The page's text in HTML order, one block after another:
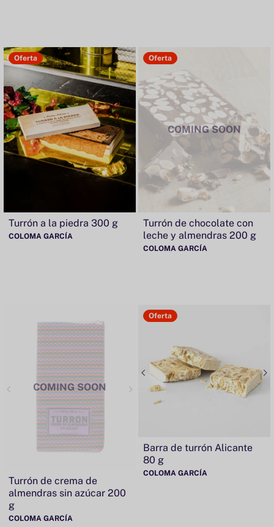
Oferta
Turrón a la piedra 300 g
COLOMA GARCÍA
COMING SOON
Oferta
Turrón de chocolate con
leche y almendras 200 g
COLOMA GARCÍA
COMING SOON
Turrón de crema de
almendras sin azúcar 200
g
COLOMA GARCÍA
Oferta
Barra de turrón Alicante
80 g
COLOMA GARCÍA